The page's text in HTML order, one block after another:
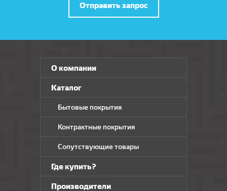
Отправить запрос
О компании
Каталог
Бытовые покрытия
Контрактные покрытия
Сопутствующие товары
Где купить?
Производители